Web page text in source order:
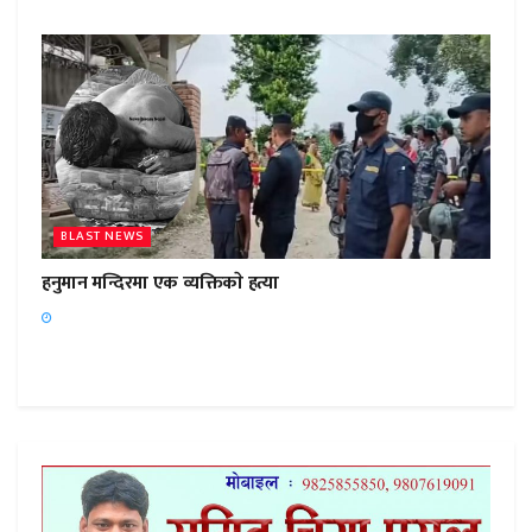
BLAST NEWS
हनुमान मन्दिरमा एक व्यक्तिकाे हत्या